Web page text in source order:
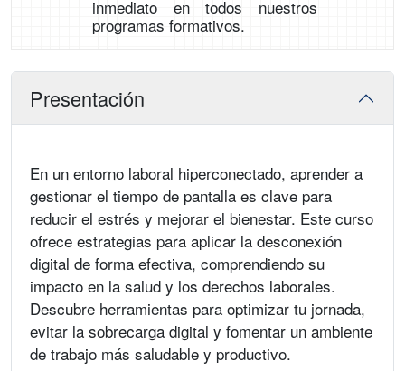
inmediato en todos nuestros
programas formativos.
Presentación
En un entorno laboral hiperconectado, aprender a
gestionar el tiempo de pantalla es clave para
reducir el estrés y mejorar el bienestar. Este curso
ofrece estrategias para aplicar la desconexión
digital de forma efectiva, comprendiendo su
impacto en la salud y los derechos laborales.
Descubre herramientas para optimizar tu jornada,
evitar la sobrecarga digital y fomentar un ambiente
de trabajo más saludable y productivo.